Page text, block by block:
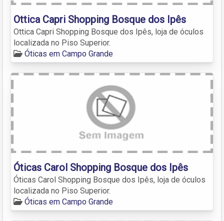
Ottica Capri Shopping Bosque dos Ipês
Ottica Capri Shopping Bosque dos Ipês, loja de óculos
localizada no Piso Superior.
Óticas em Campo Grande
Óticas Carol Shopping Bosque dos Ipês
Óticas Carol Shopping Bosque dos Ipês, loja de óculos
localizada no Piso Superior.
Óticas em Campo Grande